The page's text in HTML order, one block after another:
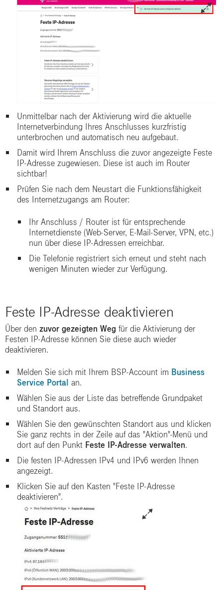
Unmittelbar nach der Aktivierung wird die aktuelle
Internetverbindung Ihres Anschlusses kurzfristig
unterbrochen und automatisch neu aufgebaut.
Damit wird Ihrem Anschluss die zuvor angezeigte Feste
IP-Adresse zugewiesen. Diese ist auch im Router
sichtbar!
Prüfen Sie nach dem Neustart die Funktionsfähigkeit
des Internetzugangs am Router:
Ihr Anschluss / Router ist für entsprechende
Internetdienste (Web-Server, E-Mail-Server, VPN, etc.)
nun über diese IP-Adressen erreichbar.
Die Telefonie registriert sich erneut und steht nach
wenigen Minuten wieder zur Verfügung.
Feste IP-Adresse deaktivieren
Über den zuvor gezeigten Weg für die Aktivierung der
Festen IP-Adresse können Sie diese auch wieder
deaktivieren.
Melden Sie sich mit Ihrem BSP-Account im Business
Service Portal an.
Wählen Sie aus der Liste das betreffende Grundpaket
und Standort aus.
Wählen Sie den gewünschten Standort aus und klicken
Sie ganz rechts in der Zeile auf das "Aktion"-Menü und
dort auf den Punkt Feste IP-Adresse verwalten.
Die festen IP-Adressen IPv4 und IPv6 werden Ihnen
angezeigt.
Klicken Sie auf den Kasten "Feste IP-Adresse
deaktivieren".